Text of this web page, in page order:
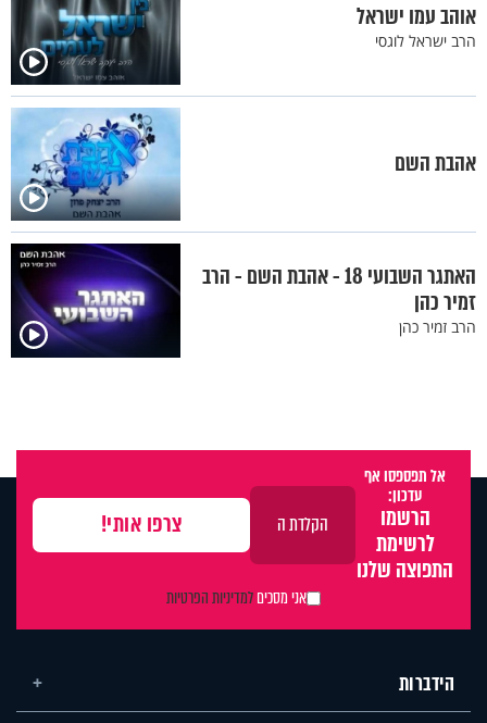
אוהב עמו ישראל
הרב ישראל לוגסי
אהבת השם
האתגר השבועי 18 - אהבת השם - הרב
זמיר כהן
הרב זמיר כהן
אל תפספסו אף
עדכון:
הרשמו
לרשימת
התפוצה שלנו
אני מסכיםלמדיניות הפרטיות
הידברות